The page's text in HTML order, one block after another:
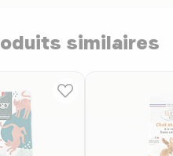
similaires